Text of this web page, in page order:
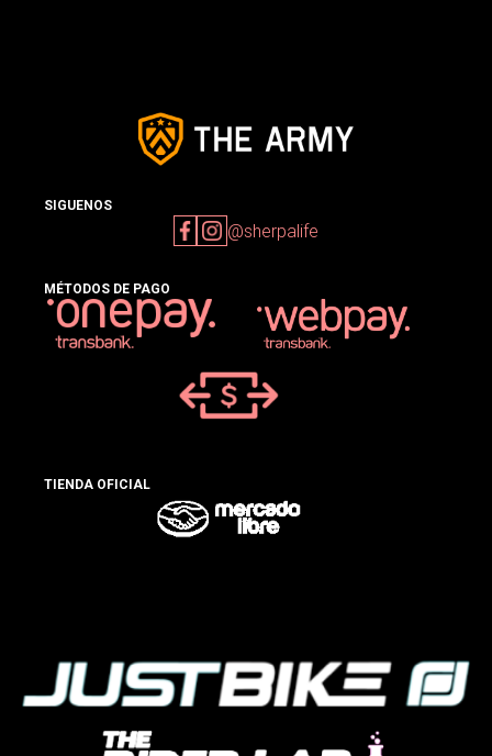
SIGUENOS
@sherpalife
MÉTODOS DE PAGO
TIENDA OFICIAL